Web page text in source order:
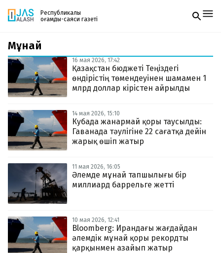
Республикалық
қоғамдық-саяси газеті
Жаңалықтар
Спорт
Live
Руханият
Аймақ
Архив
Заң және тәртіп
Редакциямен байланыс
+7 708 604 51 06
Жарнама бөлімі
Пошта
zhasalash100@gmail.com
Газетке жазылу
PDF форматтағы газетті ай сайын электронды
поштаңызға алып отырыңыз. Жаңа нөмір
шыққан сәтте сізге бірден жіберіледі. Тек email
Мұнай
16 мая 2026, 17:42
Қазақстан бюджеті Теңіздегі
өндірістің төмендеуінен шамамен 1
млрд доллар кірістен айрылды
14 мая 2026, 15:10
Кубада жанармай қоры таусылды:
Гаванада тәулігіне 22 сағатқа дейін
жарық өшіп жатыр
11 мая 2026, 16:05
Әлемде мұнай тапшылығы бір
миллиард баррельге жетті
10 мая 2026, 12:41
Bloomberg: Ирандағы жағдайдан
әлемдік мұнай қоры рекордты
қарқынмен азайып жатыр